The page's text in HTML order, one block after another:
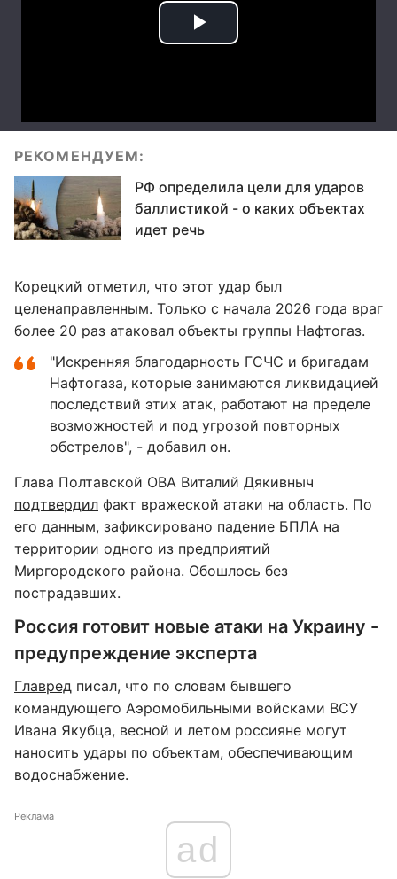
РЕКОМЕНДУЕМ:
РФ определила цели для ударов
баллистикой - о каких объектах
идет речь
Корецкий отметил, что этот удар был
целенаправленным. Только с начала 2026 года враг
более 20 раз атаковал объекты группы Нафтогаз.
"Искренняя благодарность ГСЧС и бригадам
Нафтогаза, которые занимаются ликвидацией
последствий этих атак, работают на пределе
возможностей и под угрозой повторных
обстрелов", - добавил он.
Глава Полтавской ОВА Виталий Дякивныч
подтвердил факт вражеской атаки на область. По
его данным, зафиксировано падение БПЛА на
территории одного из предприятий
Миргородского района. Обошлось без
пострадавших.
Россия готовит новые атаки на Украину -
предупреждение эксперта
Главред писал, что по словам бывшего
командующего Аэромобильными войсками ВСУ
Ивана Якубца, весной и летом россияне могут
наносить удары по объектам, обеспечивающим
водоснабжение.
Реклама
ad